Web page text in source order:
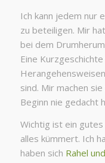
Ich kann jedem nur
zu beteiligen. Mir
bei dem
Eine
sind. Mir machen
Beginn nie gedacht
Wichtig ist ein
alles kümmert. Ich
haben sich Rahel